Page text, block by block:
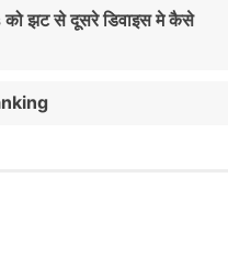
झट से दूसरे डिवाइस मे कैसे